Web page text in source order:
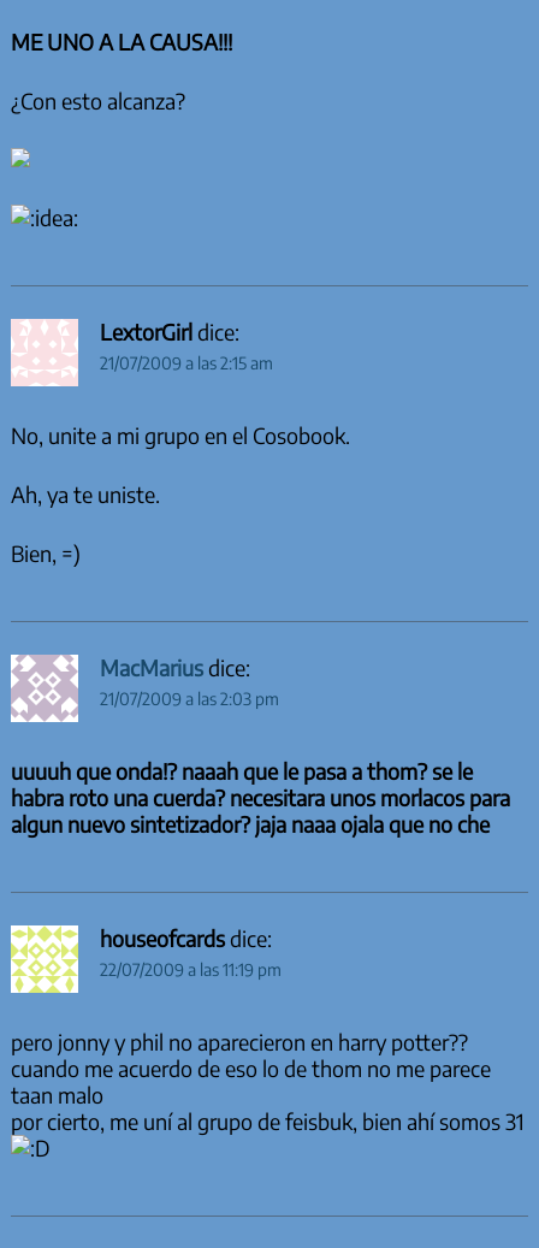
ME UNO A LA CAUSA!!!
¿Con esto alcanza?
LextorGirl dice:
21/07/2009 a las 2:15 am
No, unite a mi grupo en el Cosobook.
Ah, ya te uniste.
Bien, =)
MacMariusdice:
21/07/2009 a las 2:03 pm
uuuuh que onda!? naaah que le pasa a thom? se le
habra roto una cuerda? necesitara unos morlacos para
algun nuevo sintetizador? jaja naaa ojala que no che
houseofcardsdice:
22/07/2009 a las 11:19 pm
pero jonny y phil no aparecieron en harry potter??
cuando me acuerdo de eso lo de thom no me parece
taan malo
por cierto, me uní al grupo de feisbuk, bien ahí somos 31